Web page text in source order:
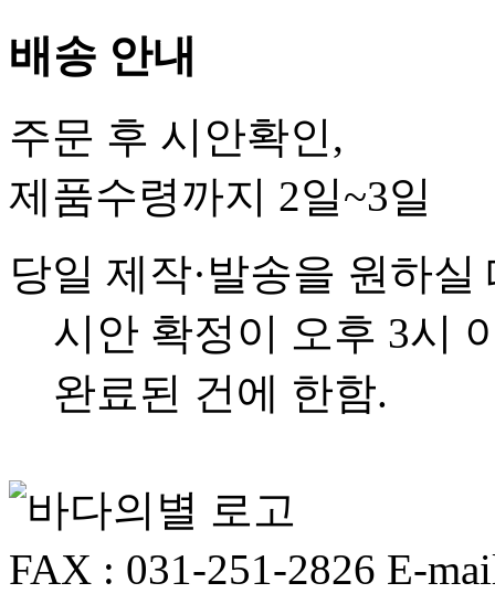
배송 안내
주문 후 시안확인,
제품수령까지 2일~3일
당일 제작·발송을 원하실
시안 확정이 오후 3시
완료된 건에 한함.
FAX : 031-251-2826 E-